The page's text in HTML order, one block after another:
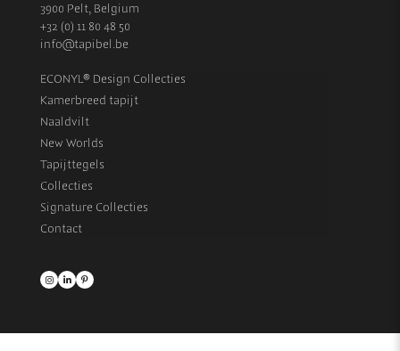
3900 Pelt, Belgium
+32 (0) 11 80 48 50
info@tapibel.be
ECONYL® Design Collecties
Kamerbreed tapijt
Naaldvilt
New Worlds
Tapijttegels
Collecties
Signature Collecties
Contact